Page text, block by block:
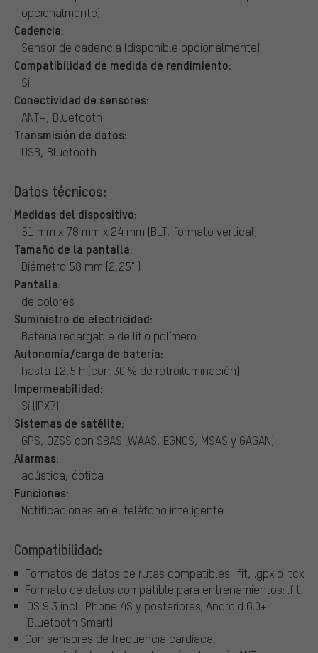
opcionalmente)
Cadencia:
Sensor de cadencia (disponible opcionalmente)
Compatibilidad de medida de rendimiento:
Si
Conectividad de sensores:
ANT+, Bluetooth
Transmisión de datos:
USB, Bluetooth
Datos técnicos:
Medidas del dispositivo:
51 mm x 78 mm x 24 mm (BLT, formato vertical)
Tamaño de la pantalla:
Diámetro 58 mm (2,25" )
Pantalla:
de colores
Suministro de electricidad:
Batería recargable de litio polímero
Autonomía/carga de batería:
hasta 12,5 h (con 30 % de retroiluminación)
Impermeabilidad:
Sí (IPX7)
Sistemas de satélite:
GPS, QZSS con SBAS (WAAS, EGNOS, MSAS y GAGAN)
Alarmas:
acústica, óptica
Funciones:
Notificaciones en el teléfono inteligente
Compatibilidad:
Formatos de datos de rutas compatibles: .fit, .gpx o .tcx
Formato de datos compatible para entrenamientos: .fit
iOS 9.3 incl. iPhone 4S y posteriores; Android 6.0+
(Bluetooth Smart)
Con sensores de frecuencia cardíaca,